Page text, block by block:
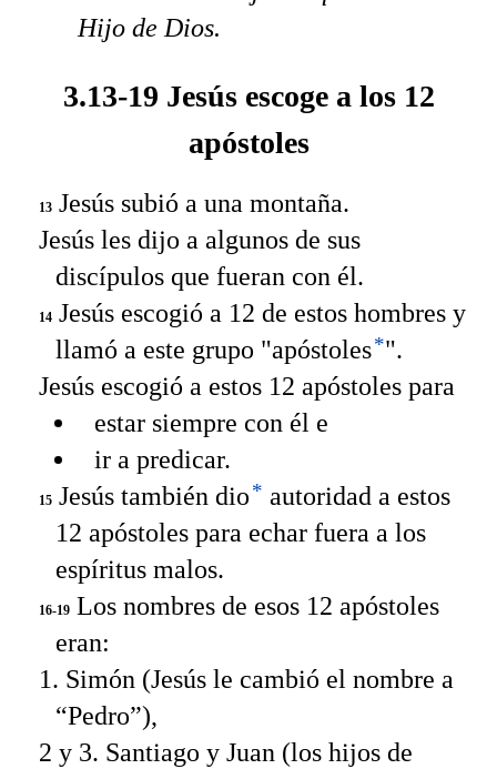
Hijo de Dios.
3.13-19 Jesús escoge a los 12
apóstoles
13 Jesús subió a una montaña.
Jesús les dijo a algunos de sus
discípulos que fueran con él.
14 Jesús escogió a 12 de estos hombres y
llamó a este grupo "apóstoles*".
Jesús escogió a estos 12 apóstoles para
estar siempre con él e
ir a predicar.
15 Jesús también dio* autoridad a estos
12 apóstoles para echar fuera a los
espíritus malos.
16-19 Los nombres de esos 12 apóstoles
eran:
1. Simón (Jesús le cambió el nombre a
“Pedro”),
2 y 3. Santiago y Juan (los hijos de